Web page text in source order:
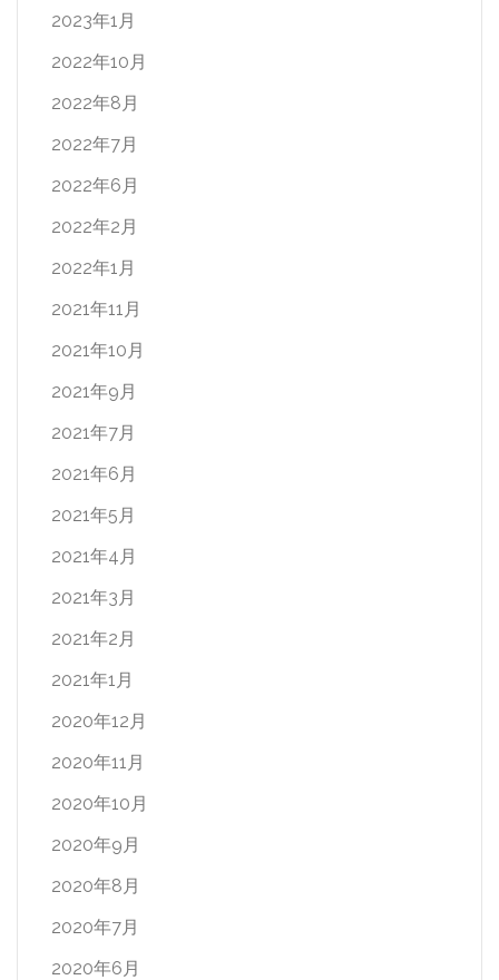
2023年1月
2022年10月
2022年8月
2022年7月
2022年6月
2022年2月
2022年1月
2021年11月
2021年10月
2021年9月
2021年7月
2021年6月
2021年5月
2021年4月
2021年3月
2021年2月
2021年1月
2020年12月
2020年11月
2020年10月
2020年9月
2020年8月
2020年7月
2020年6月